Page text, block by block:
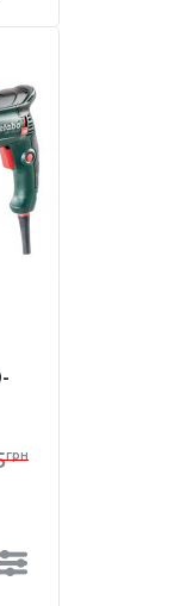
грн